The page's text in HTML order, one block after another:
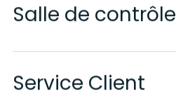
Salle de contrôle
Service Client